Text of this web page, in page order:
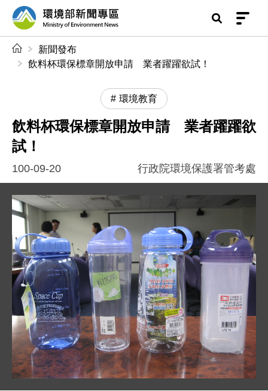
前往中央內容區塊
環境部新聞專區
新聞發布
飲料杯環保標章開放申請 業者躍躍欲試！
環境教育
飲料杯環保標章開放申請 業者躍躍欲
試！
100-09-20 行政院環境保護署管考處